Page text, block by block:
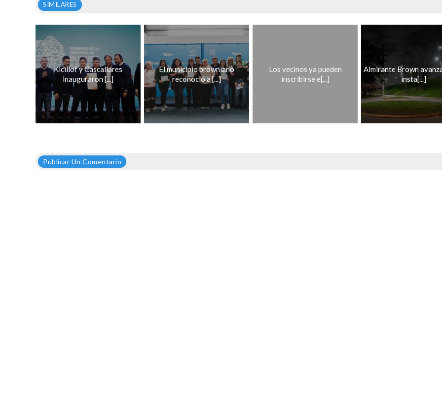
SIMILARES
Kicillof y Cascallares
inauguraron [...]
El municipio browniano
reconoció a [...]
Los vecinos ya pueden
inscribirse e[...]
Almirante Brown
insta[...]
Publicar Un Comentario